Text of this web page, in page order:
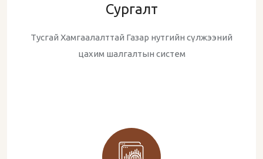
Сургалт
Тусгай Хамгаалалттай Газар нутгийн сүлжээний
цахим шалгалтын систем